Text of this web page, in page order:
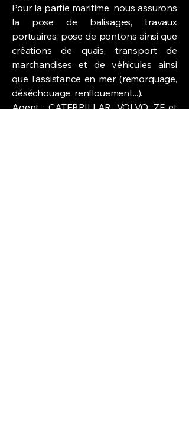
Pour la partie maritime, nous assurons
la pose de balisages, travaux
portuaires, pose de pontons ainsi que
créations de quais, transport de
marchandises et de véhicules ainsi
que l'assistance en mer (remorquage,
déséchouage, renflouement...).
Agent : CATERPILLAR, VOLVO, ZF et